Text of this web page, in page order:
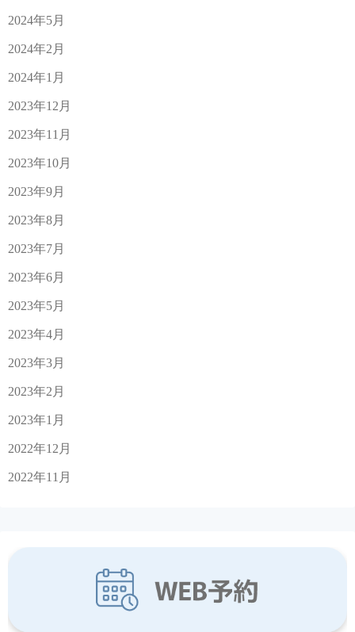
2024年5月
2024年2月
2024年1月
2023年12月
2023年11月
2023年10月
2023年9月
2023年8月
2023年7月
2023年6月
2023年5月
2023年4月
2023年3月
2023年2月
2023年1月
2022年12月
2022年11月